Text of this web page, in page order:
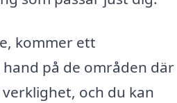
kommer ett
på de områden där
och du kan